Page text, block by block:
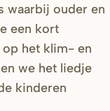
waarbij ouder en
een kort
het klim- en
we het liedje
kinderen